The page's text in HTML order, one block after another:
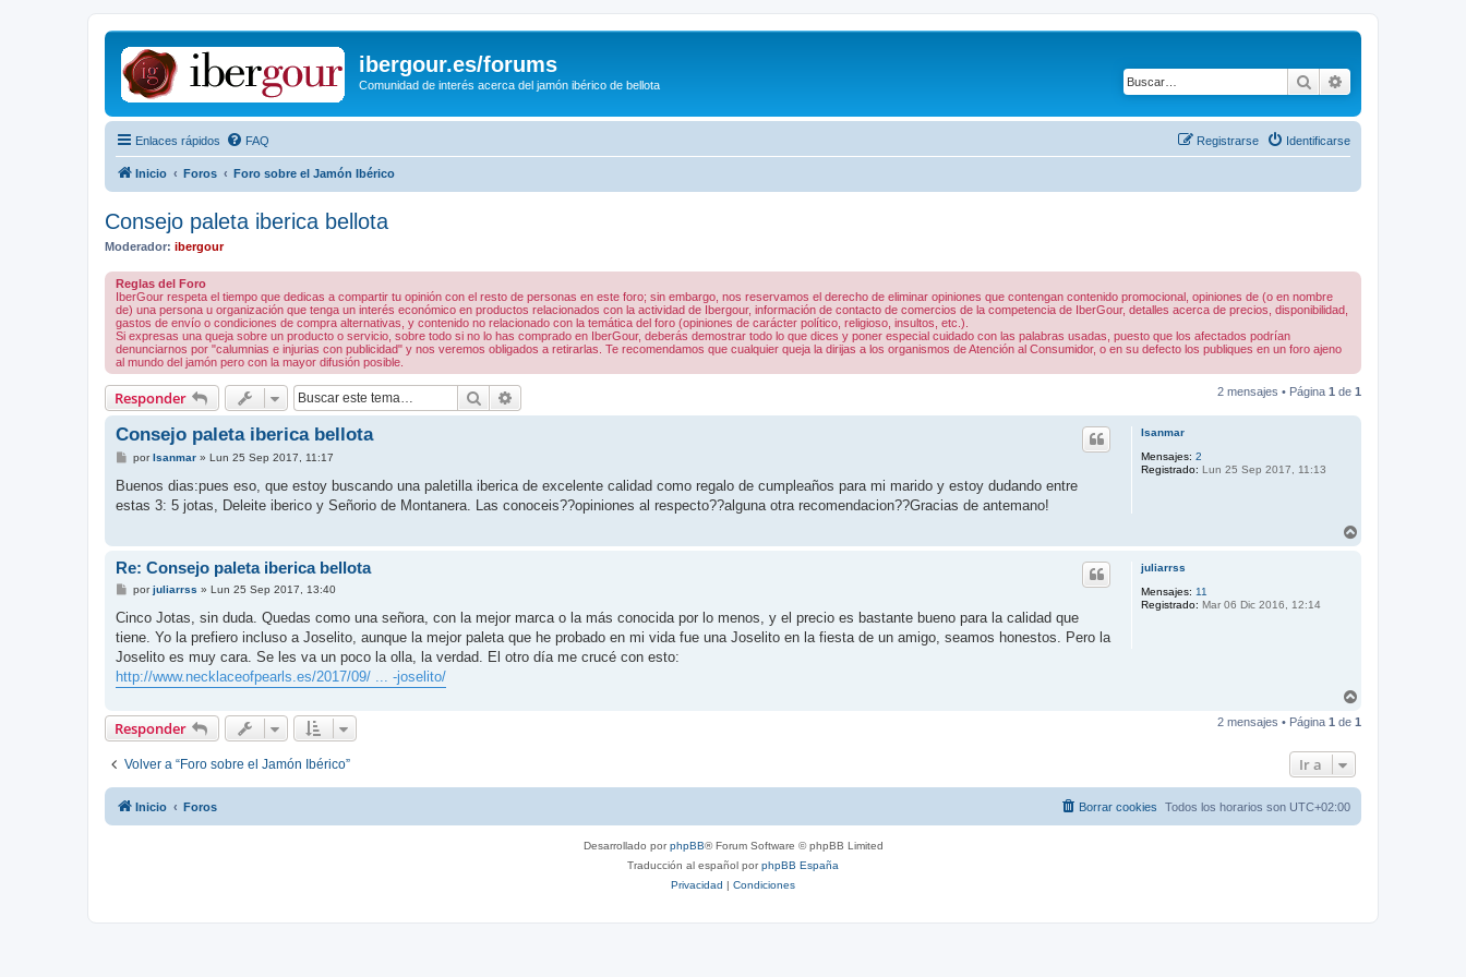
ibergour.es/forums
Comunidad de interés acerca del jamón ibérico de bellota Buscar
Enlaces rápidos FAQ Identificarse
Registrarse
Inicio Foros Foro sobre el Jamón Ibérico
Consejo paleta iberica bellota
Moderador: ibergour
Reglas del Foro
IberGour respeta el tiempo que dedicas a compartir tu opinión con el resto de personas en este foro; sin embargo, nos reservamos el derecho de eliminar opiniones que contengan contenido promocional, opiniones de (o en nombre
de) una persona u organización que tenga un interés económico en productos relacionados con la actividad de Ibergour, información de contacto de comercios de la competencia de IberGour, detalles acerca de precios, disponibilidad,
gastos de envío o condiciones de compra alternativas, y contenido no relacionado con la temática del foro (opiniones de carácter político, religioso, insultos, etc.).
Si expresas una queja sobre un producto o servicio, sobre todo si no lo has comprado en IberGour, deberás demostrar todo lo que dices y poner especial cuidado con las palabras usadas, puesto que los afectados podrían
denunciarnos por "calumnias e injurias con publicidad" y nos veremos obligados a retirarlas. Te recomendamos que cualquier queja la dirijas a los organismos de Atención al Consumidor, o en su defecto los publiques en un foro ajeno
al mundo del jamón pero con la mayor difusión posible.
Responder Buscar 2 mensajes • Página 1 de 1
Isanmar
Mensajes: 2
Registrado: Lun 25 Sep 2017, 11:13
Consejo paleta iberica bellota
M
n
a
porIsanmar» Lun 25 Sep 2017, 11:17
Buenos dias:pues eso, que estoy buscando una paletilla iberica de excelente calidad como regalo de cumpleaños para mi marido y estoy dudando entre
estas 3: 5 jotas, Deleite iberico y Señorio de Montanera. Las conoceis??opiniones al respecto??alguna otra recomendacion??Gracias de antemano!
juliarrss
Mensajes: 11
Registrado: Mar 06 Dic 2016, 12:14
Re: Consejo paleta iberica bellota
M
n
a
j
porjuliarrss » Lun 25 Sep 2017, 13:40
Cinco Jotas, sin duda. Quedas como una señora, con la mejor marca o la más conocida por lo menos, y el precio es bastante bueno para la calidad que
tiene. Yo la prefiero incluso a Joselito, aunque la mejor paleta que he probado en mi vida fue una Joselito en la fiesta de un amigo, seamos honestos. Pero la
Joselito es muy cara. Se les va un poco la olla, la verdad. El otro día me crucé con esto:
http://www.necklaceofpearls.es/2017/09/ ... -joselito/
r
Responder 2 mensajes • Página 1 de 1
Volver a “Foro sobre el Jamón Ibérico” Ir a
Inicio Foros Todos los horarios son UTC+02:00
Borrar cookies
Desarrollado porphpBB® Forum Software © phpBB Limited
Traducción al español porphpBB España
Privacidad | Condiciones